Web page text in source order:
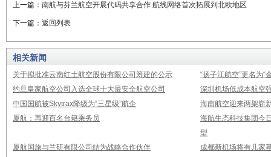
上一篇： 南航与芬兰航空开展代码共享合作 航线网络首次拓展到北欧地区
下一篇： 返回列表
相关新闻
关于拟批准云南红土航空股份有限公司筹建的公示
“扬子江航空”更名为“
约旦皇家航空公司入选全球十大最安全航空公司
深圳机场低成本航空
中国国航被Skytrax降级为“三星级”航企
海南航空迎来两架崭
厦航：再迎百名台籍乘务员
海航生态科技集团今
型
厦航国旅与兰研有限公司结为战略合作伙伴
成都新机场将有几家